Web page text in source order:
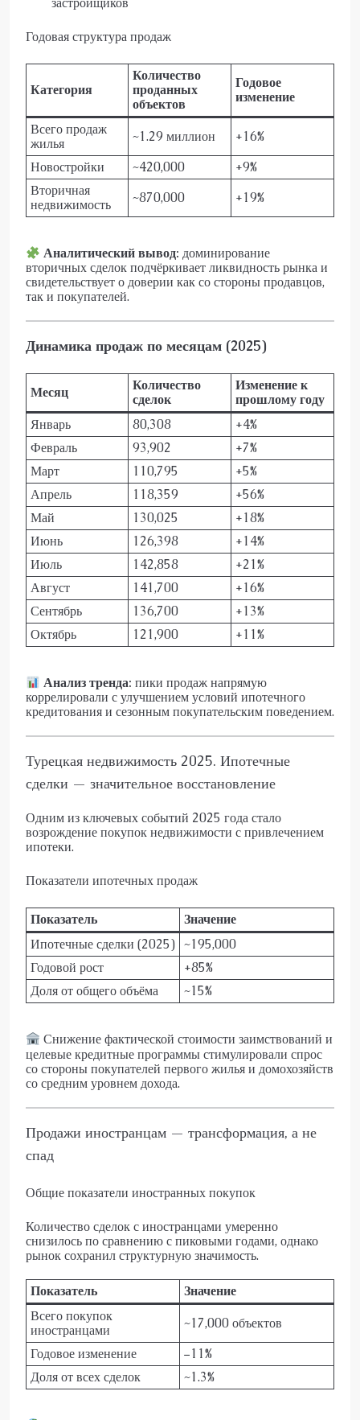
Годовая структура продаж
Категория
Количество
проданных
объектов
Годовое
изменение
Всего продаж
жилья
~1.29 миллион
+16%
Новостройки
~420,000
+9%
Вторичная
недвижимость
~870,000 +19%
Аналитический вывод: доминирование
вторичных сделок подчёркивает ликвидность рынка и
свидетельствует о доверии как со стороны продавцов,
так и покупателей.
Динамика продаж по месяцам (2025)
Месяц
Количество
сделок
Изменение к
прошлому году
Январь
80,308
+4%
Февраль
93,902
+7%
Март
110,795
+5%
Апрель
118,359
+56%
Май
130,025
+18%
Июнь
126,398
+14%
Июль
142,858
+21%
Август
141,700
+16%
Сентябрь
136,700
+13%
Октябрь
121,900 +11%
Анализ тренда: пики продаж напрямую
коррелировали с улучшением условий ипотечного
кредитования и сезонным покупательским поведением.
Турецкая недвижимость 2025. Ипотечные
сделки — значительное восстановление
Одним из ключевых событий 2025 года стало
возрождение покупок недвижимости с привлечением
ипотеки.
Показатели ипотечных продаж
Показатель
Значение
Ипотечные сделки (2025) ~195,000
Годовой рост
+85%
Доля от общего объёма
~15%
Снижение фактической стоимости заимствований и
целевые кредитные программы стимулировали спрос
со стороны покупателей первого жилья и домохозяйств
со средним уровнем дохода.
Продажи иностранцам — трансформация, а не
спад
Общие показатели иностранных покупок
Количество сделок с иностранцами умеренно
снизилось по сравнению с пиковыми годами, однако
рынок сохранил структурную значимость.
Показатель
Значение
Всего покупок
иностранцами
~17,000 объектов
Годовое изменение
−11%
Доля от всех сделок
~1.3%